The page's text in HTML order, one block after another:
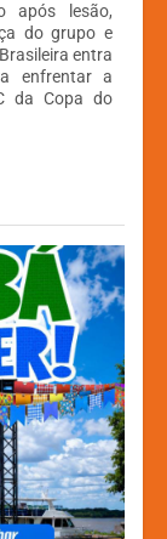
após lesão,
do grupo e
entra
enfrentar a
da Copa do